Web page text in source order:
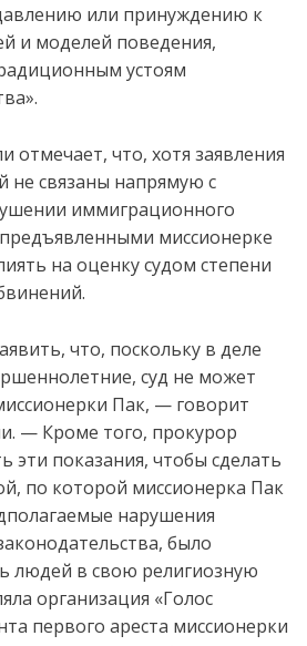
или принуждению к
и моделей поведения,
устоям
отмечает, что, хотя заявления
не связаны напрямую с
иммиграционного
миссионерке
на оценку судом степени
что, поскольку в деле
суд не может
Пак, — говорит
— Кроме того, прокурор
эти показания, чтобы сделать
по которой миссионерка Пак
нарушения
было
людей в свою религиозную
организация «Голос
первого ареста миссионерки